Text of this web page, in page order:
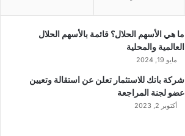
ما هي الأسهم الحلال؟ قائمة بالأسهم الحلال
العالمية والمحلية
مايو 19, 2024
شركة باتك للاستثمار تعلن عن استقالة وتعيين
عضو لجنة المراجعة
أكتوبر 2, 2023